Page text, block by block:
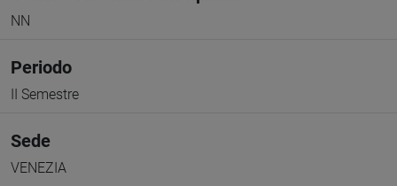
NN
Periodo
II Semestre
Sede
VENEZIA